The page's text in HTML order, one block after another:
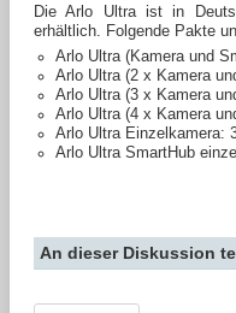
Die Arlo Ultra ist in
erhältlich. Folgende Pakte
Arlo Ultra (Kamera und
Arlo Ultra (2 x Kamera
Arlo Ultra (3 x Kamera
Arlo Ultra (4 x Kamera
Arlo Ultra Einzelkamera:
Arlo Ultra SmartHub
An dieser Diskussion